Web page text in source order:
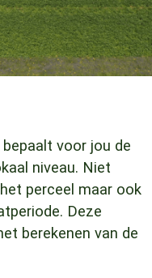
voor jou de
niveau. Niet
perceel maar ook
Deze
berekenen van de